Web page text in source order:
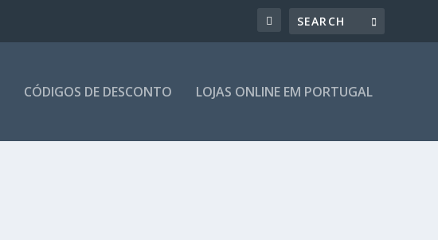
CÓDIGOS DE DESCONTO LOJAS ONLINE EM PORTUGAL